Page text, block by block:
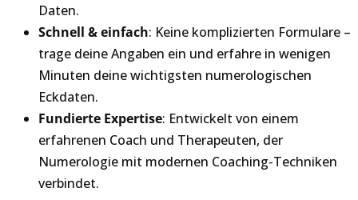
Daten.
Schnell & einfach: Keine komplizierten Formulare –
trage deine Angaben ein und erfahre in wenigen
Minuten deine wichtigsten numerologischen
Eckdaten.
Fundierte Expertise: Entwickelt von einem
erfahrenen Coach und Therapeuten, der
Numerologie mit modernen Coaching-Techniken
verbindet.